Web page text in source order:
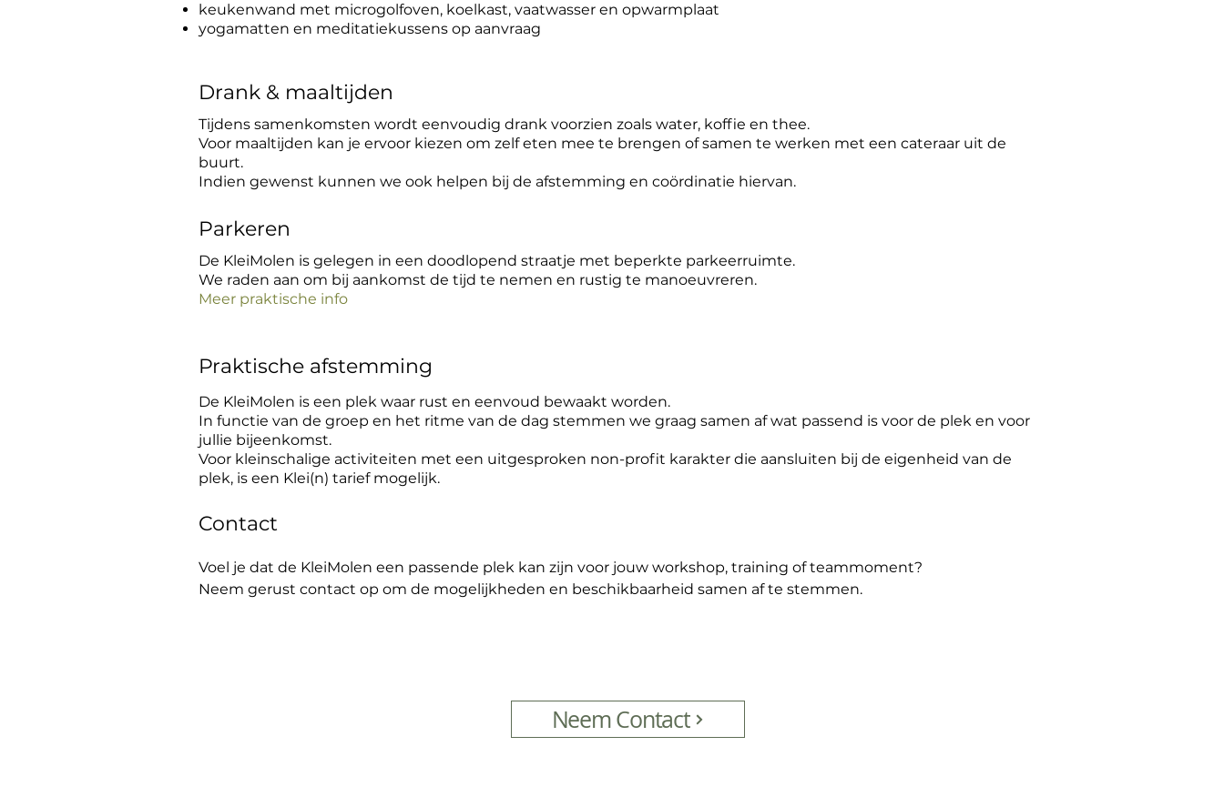
keukenwand met microgolfoven, koelkast, vaatwasser en opwarmplaat
yogamatten en meditatiekussens op aanvraag
Drank & maaltijden
Tijdens samenkomsten wordt eenvoudig drank voorzien zoals water, koffie en thee.
Voor maaltijden kan je ervoor kiezen om zelf eten mee te brengen of samen te werken met een cateraar uit de
buurt.
Indien gewenst kunnen we ook helpen bij de afstemming en coördinatie hiervan.
Parkeren
De KleiMolen is gelegen in een doodlopend straatje met beperkte parkeerruimte.
We raden aan om bij aankomst de tijd te nemen en rustig te manoeuvreren.
Meer praktische info
Praktische afstemming
De KleiMolen is een plek waar rust en eenvoud bewaakt worden.
In functie van de groep en het ritme van de dag stemmen we graag samen af wat passend is voor de plek en voor
jullie bijeenkomst.​
Voor kleinschalige activiteiten met een uitgesproken non-profit karakter die aansluiten bij de eigenheid van de
plek, is een Klei(n) tarief mogelijk.
Contact
Voel je dat de KleiMolen een passende plek kan zijn voor jouw workshop, training of teammoment?​​
Neem gerust contact op om de mogelijkheden en beschikbaarheid samen af te stemmen.
Neem Contact